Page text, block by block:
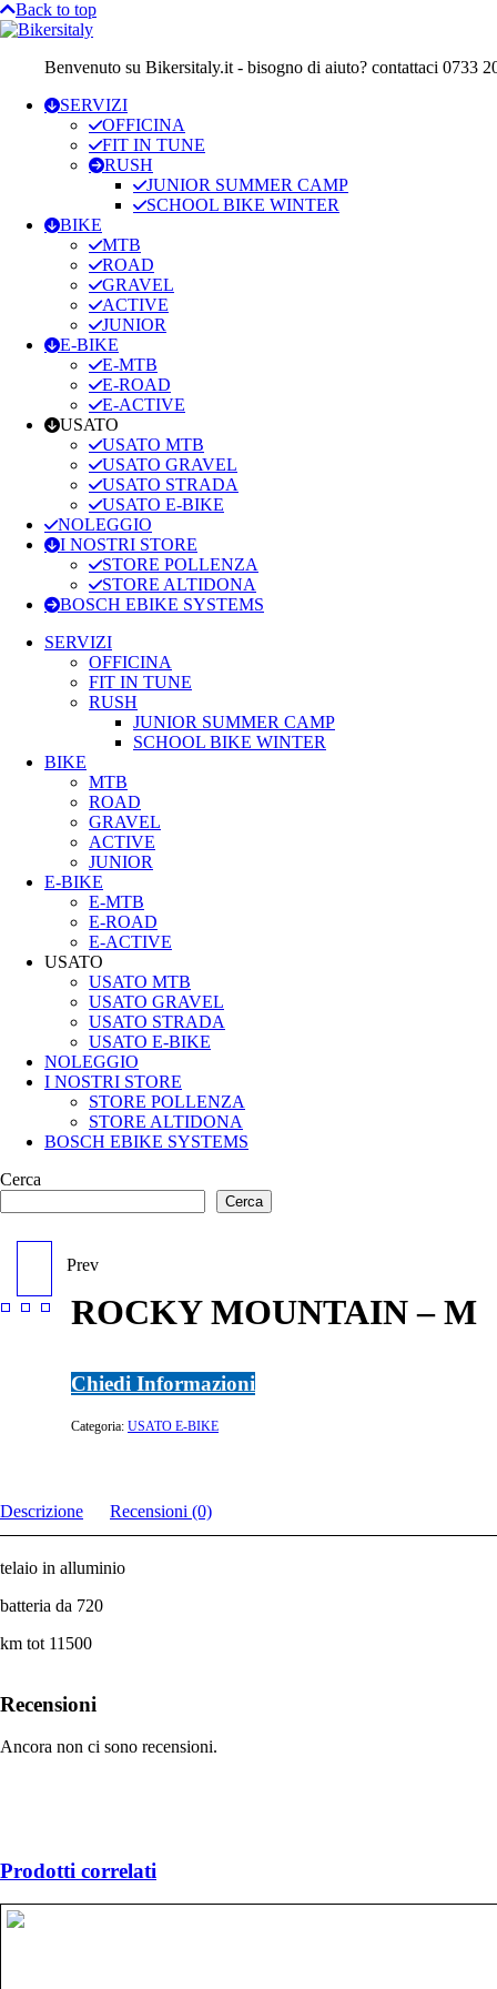
Back to top
Benvenuto su Bikersitaly.it - bisogno di aiuto? contattaci 0733
SERVIZI
OFFICINA
FIT IN TUNE
RUSH
JUNIOR SUMMER CAMP
SCHOOL BIKE WINTER
BIKE
MTB
ROAD
GRAVEL
ACTIVE
JUNIOR
E-BIKE
E-MTB
E-ROAD
E-ACTIVE
USATO
USATO MTB
USATO GRAVEL
USATO STRADA
USATO E-BIKE
NOLEGGIO
I NOSTRI STORE
STORE POLLENZA
STORE ALTIDONA
BOSCH EBIKE SYSTEMS
SERVIZI
OFFICINA
FIT IN TUNE
RUSH
JUNIOR SUMMER CAMP
SCHOOL BIKE WINTER
BIKE
MTB
ROAD
GRAVEL
ACTIVE
JUNIOR
E-BIKE
E-MTB
E-ROAD
E-ACTIVE
USATO
USATO MTB
USATO GRAVEL
USATO STRADA
USATO E-BIKE
NOLEGGIO
I NOSTRI STORE
STORE POLLENZA
STORE ALTIDONA
BOSCH EBIKE SYSTEMS
Cerca
Cerca
SPECIALIZED CREO S-
WORKS - S
Prev
ROCKY MOUNTAIN – M
Chiedi Informazioni
Categoria: USATO E-BIKE
Descrizione Recensioni (0)
telaio in alluminio
batteria da 720
km tot 11500
Recensioni
Ancora non ci sono recensioni.
Prodotti correlati